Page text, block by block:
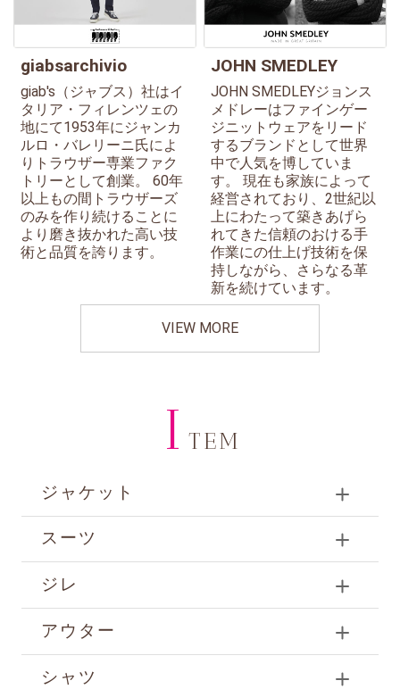
giabsarchivio
giab's（ジャブス）社はイ
タリア・フィレンツェの
地にて1953年にジャンカ
ルロ・バレリーニ氏によ
りトラウザー専業ファク
トリーとして創業。 60年
以上もの間トラウザーズ
のみを作り続けることに
より磨き抜かれた高い技
術と品質を誇ります。
JOHN SMEDLEY
JOHN SMEDLEYジョンス
メドレーはファインゲー
ジニットウェアをリード
するブランドとして世界
中で人気を博していま
す。 現在も家族によって
経営されており、2世紀以
上にわたって築きあげら
れてきた信頼のおける手
作業にの仕上げ技術を保
持しながら、さらなる革
新を続けています。
VIEW MORE
I TEM
ジャケット
スーツ
ジレ
アウター
シャツ